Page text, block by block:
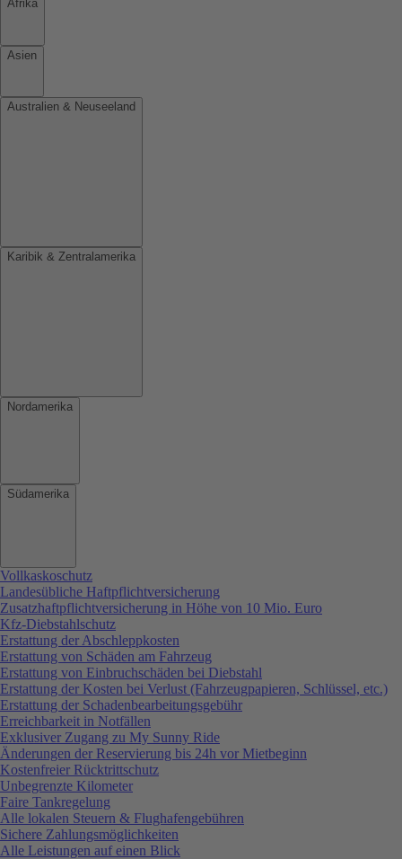
Afrika
Asien
Australien & Neuseeland
Karibik & Zentralamerika
Nordamerika
Südamerika
Vollkaskoschutz
Landesübliche Haftpflichtversicherung
Zusatzhaftpflichtversicherung in Höhe von 10 Mio. Euro
Kfz-Diebstahlschutz
Erstattung der Abschleppkosten
Erstattung von Schäden am Fahrzeug
Erstattung von Einbruchschäden bei Diebstahl
Erstattung der Kosten bei Verlust (Fahrzeugpapieren, Schlüssel, etc.)
Erstattung der Schadenbearbeitungsgebühr
Erreichbarkeit in Notfällen
Exklusiver Zugang zu My Sunny Ride
Änderungen der Reservierung bis 24h vor Mietbeginn
Kostenfreier Rücktrittschutz
Unbegrenzte Kilometer
Faire Tankregelung
Alle lokalen Steuern & Flughafengebühren
Sichere Zahlungsmöglichkeiten
Alle Leistungen auf einen Blick